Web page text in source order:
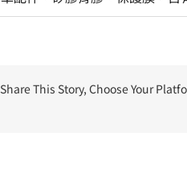
Share This Story, Choose Your